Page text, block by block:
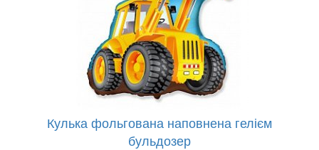
Кулька фольгована наповнена гелієм
бульдозер